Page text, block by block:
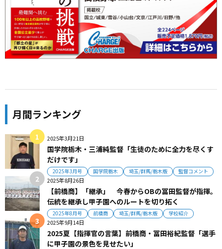
月間ランキング
2025年3月21日
国学院栃木・三浦純監督「生徒のために全力を尽くす
だけです」
2025年3月号 国学院栃木 埼玉/群馬/栃木版 監督コメント
2025年8月26日
【前橋商】「継承」 今春からOBの冨田監督が指揮。
伝統を継承し甲子園へのルートを切り拓く
2025年8月号 前橋商 埼玉/群馬/栃木版 学校紹介
2025年9月14日
2025夏【指揮官の言葉】前橋商・冨田裕紀監督「選手
に甲子園の景色を見せたい」